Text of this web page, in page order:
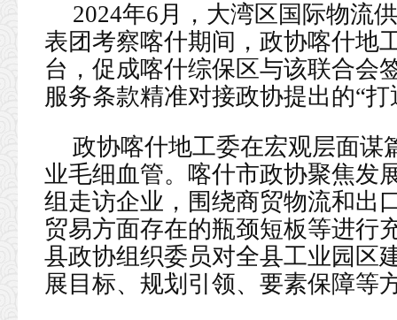
2024年6月，大湾区国际物流
表团考察喀什期间，政协喀什地
台，促成喀什综保区与该联合会
服务条款精准对接政协提出的“
政协喀什地工委在宏观层面谋
业毛细血管。喀什市政协聚焦发
组走访企业，围绕商贸物流和出
贸易方面存在的瓶颈短板等进行
县政协组织委员对全县工业园区
展目标、规划引领、要素保障